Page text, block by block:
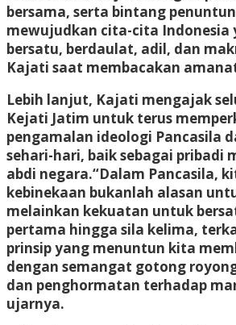
bersama, serta bintang
mewujudkan cita-cita Indonesia
bersatu, berdaulat, adil, dan
Kajati saat membacakan
Lebih lanjut, Kajati mengajak
Kejati Jatim untuk terus
pengamalan ideologi Pancasila
sehari-hari, baik sebagai pribadi
abdi negara.“Dalam Pancasila,
kebinekaan bukanlah alasan
melainkan kekuatan untuk
pertama hingga sila kelima,
prinsip yang menuntun kita
dengan semangat gotong
dan penghormatan terhadap
ujarnya.